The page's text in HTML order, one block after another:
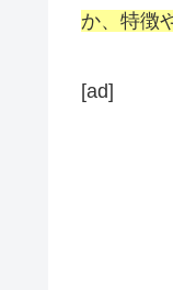
か、特徴
[ad]